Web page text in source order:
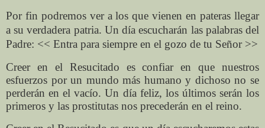
Por fin podremos ver a los que vienen en pateras llegar
a su verdadera patria. Un día escucharán las palabras del
Padre: << Entra para siempre en el gozo de tu Señor >>
Creer en el Resucitado es confiar en que nuestros
esfuerzos por un mundo más humano y dichoso no se
perderán en el vacío. Un día feliz, los últimos serán los
primeros y las prostitutas nos precederán en el reino.